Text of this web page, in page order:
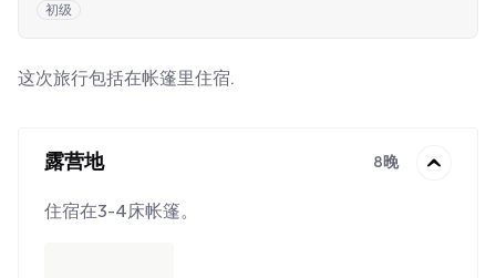
初级
这次旅行包括在帐篷里住宿.
露营地 8晚
住宿在3-4床帐篷。